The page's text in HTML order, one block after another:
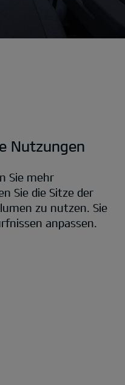
Nutzungen
Sie mehr
Sie die Sitze der
zu nutzen. Sie
anpassen.